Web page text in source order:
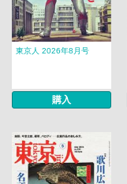
東京人 2026年8月号
購入